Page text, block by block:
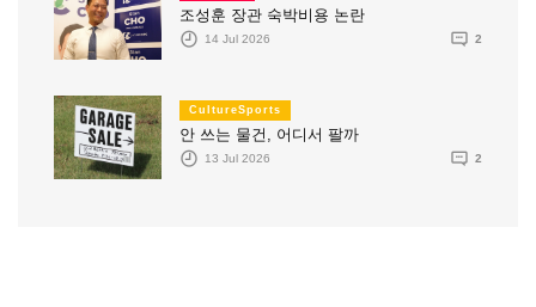
조성훈 장관 숙박비용 논란
14 Jul 2026 2
CultureSports
안 쓰는 물건, 어디서 팔까
13 Jul 2026 2